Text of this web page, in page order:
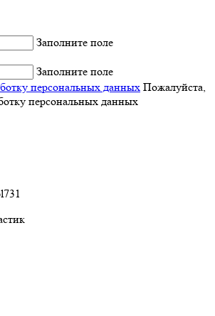
Заполните поле
Заполните поле
персональных данных Пожалуйста,
персональных данных